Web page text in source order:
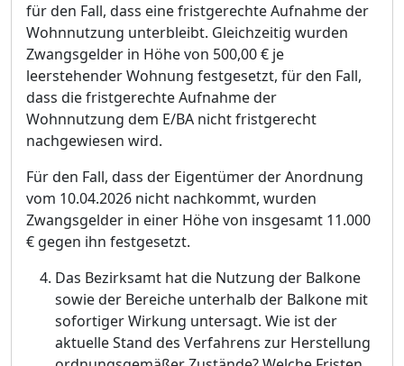
für den Fall, dass eine fristgerechte Aufnahme der
Wohnnutzung unterbleibt. Gleichzeitig wurden
Zwangsgelder in Höhe von 500,00 € je
leerstehender Wohnung festgesetzt, für den Fall,
dass die fristgerechte Aufnahme der
Wohnnutzung dem E/BA nicht fristgerecht
nachgewiesen wird.
Für den Fall, dass der Eigentümer der Anordnung
vom 10.04.2026 nicht nachkommt, wurden
Zwangsgelder in einer Höhe von insgesamt 11.000
€ gegen ihn festgesetzt.
Das Bezirksamt hat die Nutzung der Balkone
sowie der Bereiche unterhalb der Balkone mit
sofortiger Wirkung untersagt. Wie ist der
aktuelle Stand des Verfahrens zur Herstellung